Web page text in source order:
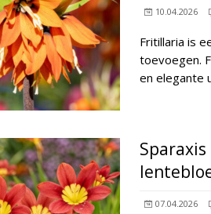
10.04.2026
Fritillaria is
toevoegen.
en elegante
07.04.2026